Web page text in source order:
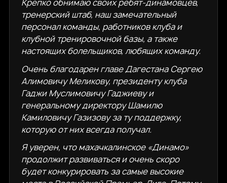
Крепко обнимаю своих ребят-динамовцев,
тренерский штаб, наш замечательный
персонал команды, работников клуба и
клубной тренировочной базы, а также
настоящих болельщиков, любящих команду.
Очень благодарен главе Дагестана Сергею
Алимовичу Меликову, президенту клуба
Гаджи Муслимовичу Гаджиеву и
генеральному директору Шамилю
Камиловичу Газизову за ту поддержку,
которую от них всегда получал.
Я уверен, что махачкалинское «Динамо»
продолжит развиваться и очень скоро
будет конкурировать за самые высокие